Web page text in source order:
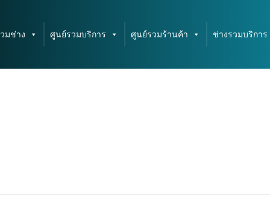
มช่าง ศูนย์รวมบริการ ศูนย์รวมร้านค้า ช่างรวมบริการ